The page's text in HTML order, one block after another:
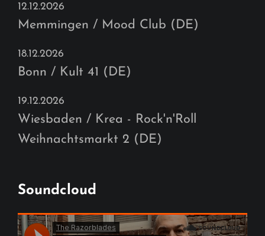
12.12.2026
Memmingen / Mood Club (DE)
18.12.2026
Bonn / Kult 41 (DE)
19.12.2026
Wiesbaden / Krea - Rock'n'Roll
Weihnachtsmarkt 2 (DE)
Soundcloud